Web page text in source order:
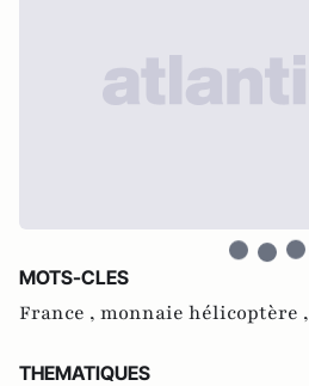
MOTS-CLES
France , monnaie hélicoptère ,
THEMATIQUES